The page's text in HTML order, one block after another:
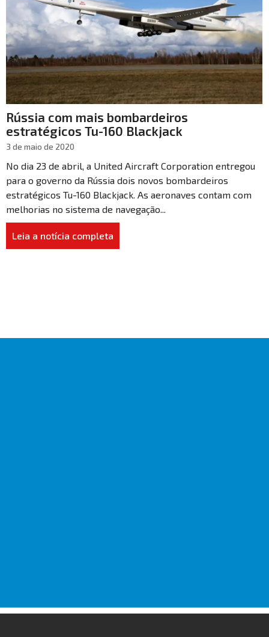
Rússia com mais bombardeiros
estratégicos Tu-160 Blackjack
3 de maio de 2020
No dia 23 de abril, a United Aircraft Corporation entregou
para o governo da Rússia dois novos bombardeiros
estratégicos Tu-160 Blackjack. As aeronaves contam com
melhorias no sistema de navegação...
Leia a notícia completa